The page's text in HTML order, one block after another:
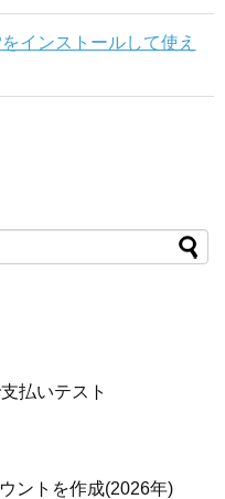
インストールして使え
払いテスト
ントを作成(2026年)